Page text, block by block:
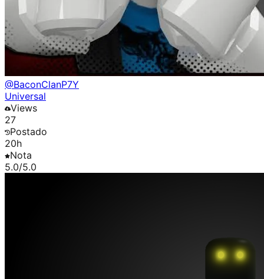
@BaconClanP7Y
Universal
Views
27
Postado
20h
Nota
5.0/5.0